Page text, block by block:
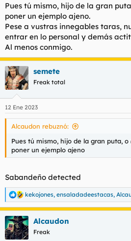
Pues tú mismo, hijo de la gran
poner un ejemplo ajeno.
Pese a vustras innegables taras,
entrar en lo personal y demás
Al menos conmigo.
semete
Freak total
12 Ene 2023
Alcaudon rebuznó:
Pues tú mismo, hijo de la gran puta, o
poner un ejemplo ajeno
Sabandeño detected
R
e
a
c
c
i
kekojones, ensaladadeestacas,
Alcaudon
Freak